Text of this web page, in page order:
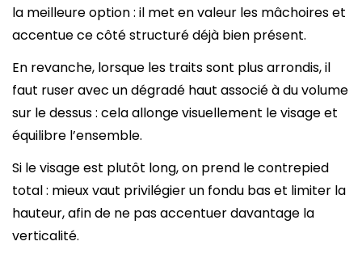
la meilleure option : il met en valeur les mâchoires et
accentue ce côté structuré déjà bien présent.
En revanche, lorsque les traits sont plus arrondis, il
faut ruser avec un dégradé haut associé à du volume
sur le dessus : cela allonge visuellement le visage et
équilibre l’ensemble.
Si le visage est plutôt long, on prend le contrepied
total : mieux vaut privilégier un fondu bas et limiter la
hauteur, afin de ne pas accentuer davantage la
verticalité.